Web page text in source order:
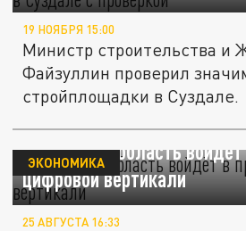
19 НОЯБРЯ 15:00
Министр строительства и
Файзуллин проверил
стройплощадки в Суздале.
Херсонская область
цифровой вертикали
ЭКОНОМИКА
25 АВГУСТА 16:33